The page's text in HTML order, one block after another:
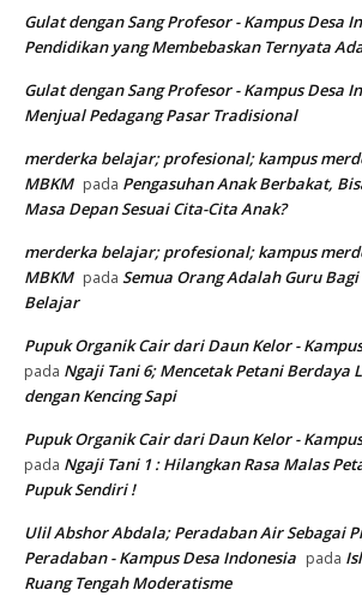
Gulat dengan Sang Profesor - Kampus Desa
Pendidikan yang Membebaskan Ternyata
Gulat dengan Sang Profesor - Kampus Desa
Menjual Pedagang Pasar Tradisional
merderka belajar; profesional; kampus
MBKM pada Pengasuhan Anak Berbakat,
Masa Depan Sesuai Cita-Cita Anak?
merderka belajar; profesional; kampus
MBKM pada Semua Orang Adalah Guru
Belajar
Pupuk Organik Cair dari Daun Kelor -
pada Ngaji Tani 6; Mencetak Petani Berdaya
dengan Kencing Sapi
Pupuk Organik Cair dari Daun Kelor -
pada Ngaji Tani 1 : Hilangkan Rasa Malas
Pupuk Sendiri !
Ulil Abshor Abdala; Peradaban Air Sebagai
Peradaban - Kampus Desa Indonesia pada
Ruang Tengah Moderatisme